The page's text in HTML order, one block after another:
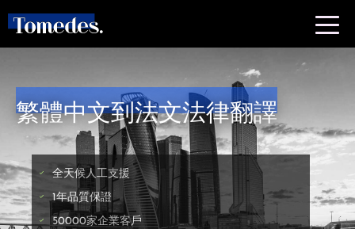
繁體中文到法文法律翻譯
全天候人工支援
1年品質保證
50000家企業客戶